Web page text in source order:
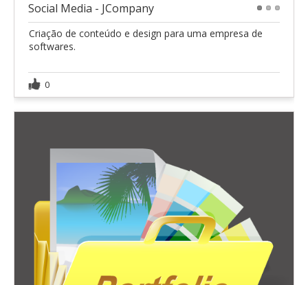
Social Media - JCompany
Criação de conteúdo e design para uma empresa de
softwares.
0